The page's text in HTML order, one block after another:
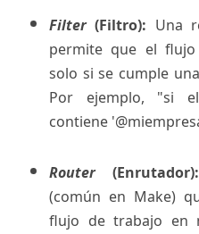
Filter(Filtro): Una
permite que el
solo si se cumple
Por ejemplo, "si
contiene
Router(Enrutador):
(común en Make)
flujo de trabajo en